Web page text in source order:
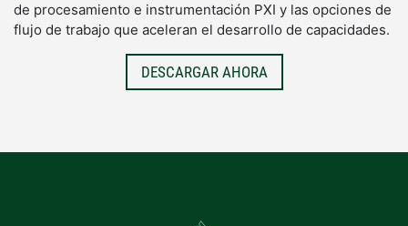
de procesamiento e instrumentación PXI y las opciones de
flujo de trabajo que aceleran el desarrollo de capacidades.
DESCARGAR AHORA